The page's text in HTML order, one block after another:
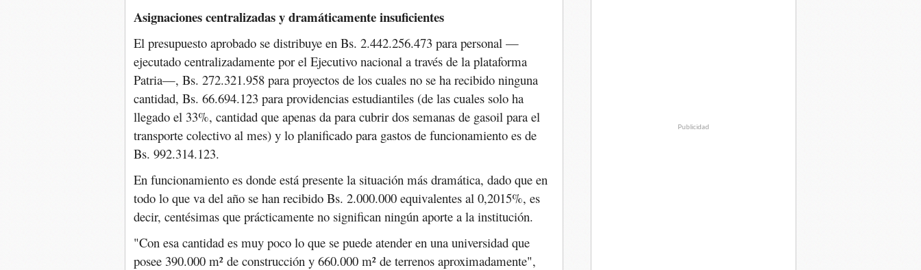
Asignaciones centralizadas y dramáticamente insuficientes
El presupuesto aprobado se distribuye en Bs. 2.442.256.473 para personal —
ejecutado centralizadamente por el Ejecutivo nacional a través de la plataforma
Patria—, Bs. 272.321.958 para proyectos de los cuales no se ha recibido ninguna
cantidad, Bs. 66.694.123 para providencias estudiantiles (de las cuales solo ha
llegado el 33%, cantidad que apenas da para cubrir dos semanas de gasoil para el
transporte colectivo al mes) y lo planificado para gastos de funcionamiento es de
Bs. 992.314.123.
En funcionamiento es donde está presente la situación más dramática, dado que en
todo lo que va del año se han recibido Bs. 2.000.000 equivalentes al 0,2015%, es
decir, centésimas que prácticamente no significan ningún aporte a la institución.
"Con esa cantidad es muy poco lo que se puede atender en una universidad que
posee 390.000 m² de construcción y 660.000 m² de terrenos aproximadamente",
Publicidad